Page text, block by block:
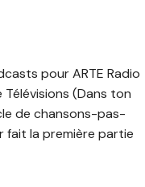
pour ARTE Radio
(Dans ton
de chansons-pas-
fait la première partie